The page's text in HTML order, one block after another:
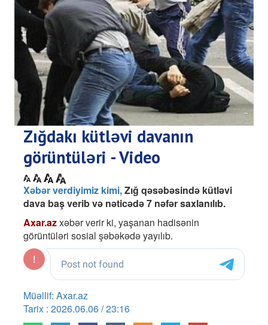
Zığdakı kütləvi davanın
görüntüləri - Video
Xəbər verdiyimiz kimi,Zığ qəsəbəsində kütləvi
dava baş verib və nəticədə 7 nəfər saxlanılıb.
Axar.azxəbər verir ki, yaşanan hadisənin
görüntüləri sosial şəbəkədə yayılıb.
Müəllif: Axar.az
Tarix : 2026.06.06 / 23:16